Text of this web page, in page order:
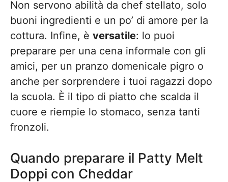
Non servono abilità da chef stellato, solo
buoni ingredienti e un po’ di amore per la
cottura. Infine, è versatile: lo puoi
preparare per una cena informale con gli
amici, per un pranzo domenicale pigro o
anche per sorprendere i tuoi ragazzi dopo
la scuola. È il tipo di piatto che scalda il
cuore e riempie lo stomaco, senza tanti
fronzoli.
Quando preparare il Patty Melt
Doppi con Cheddar